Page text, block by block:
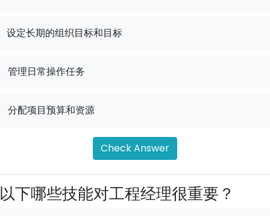
设定长期的组织目标和目标
管理日常操作任务
分配项目预算和资源
Check Answer
以下哪些技能对工程经理很重要？